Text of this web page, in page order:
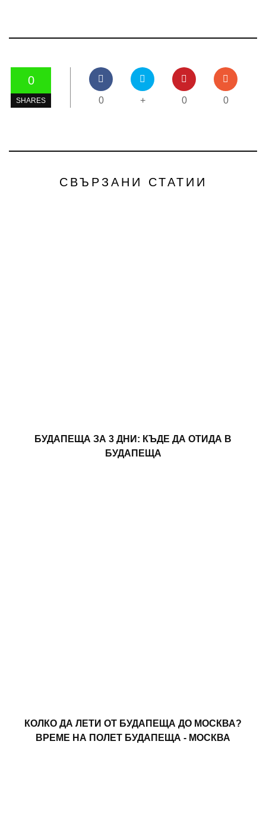
0
SHARES 0 + 0 0
СВЪРЗАНИ СТАТИИ
БУДАПЕЩА ЗА 3 ДНИ: КЪДЕ ДА ОТИДА В
БУДАПЕЩА
КОЛКО ДА ЛЕТИ ОТ БУДАПЕЩА ДО МОСКВА?
ВРЕМЕ НА ПОЛЕТ БУДАПЕЩА - МОСКВА